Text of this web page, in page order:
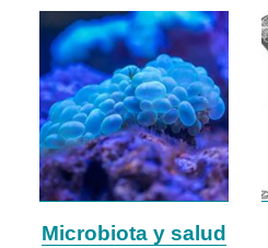
Microbiota y salud